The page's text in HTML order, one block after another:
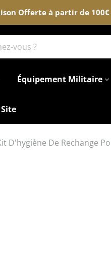
Offerte à partir de
Équipement Militaire
D'hygiène De Rechange